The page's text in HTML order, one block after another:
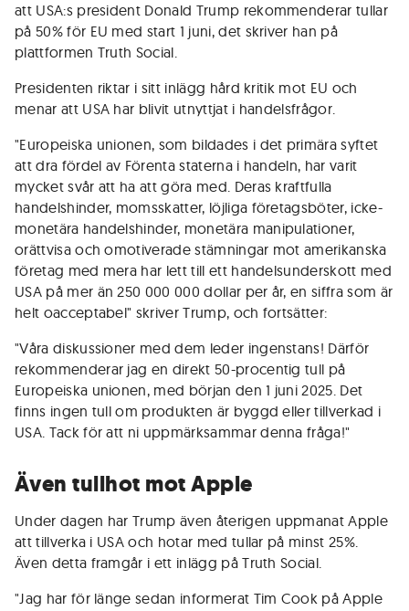
att USA:s president Donald Trump rekommenderar tullar
på 50% för EU med start 1 juni, det skriver han på
plattformen Truth Social.
Presidenten riktar i sitt inlägg hård kritik mot EU och
menar att USA har blivit utnyttjat i handelsfrågor.
"Europeiska unionen, som bildades i det primära syftet
att dra fördel av Förenta staterna i handeln, har varit
mycket svår att ha att göra med. Deras kraftfulla
handelshinder, momsskatter, löjliga företagsböter, icke-
monetära handelshinder, monetära manipulationer,
orättvisa och omotiverade stämningar mot amerikanska
företag med mera har lett till ett handelsunderskott med
USA på mer än 250 000 000 dollar per år, en siffra som är
helt oacceptabel" skriver Trump, och fortsätter:
"Våra diskussioner med dem leder ingenstans! Därför
rekommenderar jag en direkt 50-procentig tull på
Europeiska unionen, med början den 1 juni 2025. Det
finns ingen tull om produkten är byggd eller tillverkad i
USA. Tack för att ni uppmärksammar denna fråga!"
Även tullhot mot Apple
Under dagen har Trump även återigen uppmanat Apple
att tillverka i USA och hotar med tullar på minst 25%.
Även detta framgår i ett inlägg på Truth Social.
"Jag har för länge sedan informerat Tim Cook på Apple